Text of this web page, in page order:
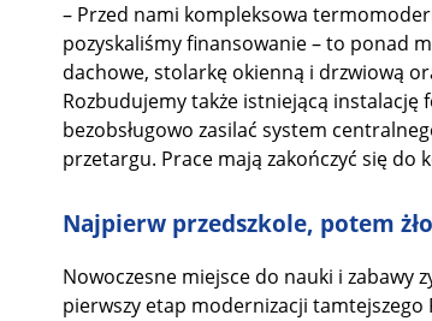
– Przed nami kompleksowa
pozyskaliśmy finansowanie – to ponad
dachowe, stolarkę okienną i drzwiową
Rozbudujemy także istniejącą
bezobsługowo zasilać system
przetargu. Prace mają zakończyć się do
Najpierw przedszkole, potem
Nowoczesne miejsce do nauki i zabawy
pierwszy etap modernizacji tamtejszego